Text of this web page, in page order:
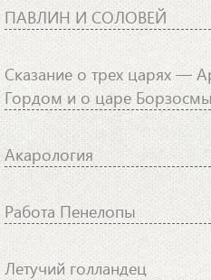
ПАВЛИН И СОЛОВЕЙ
Сказание о трех царях —
Гордом и о царе
Акарология
Работа Пенелопы
Летучий голландец